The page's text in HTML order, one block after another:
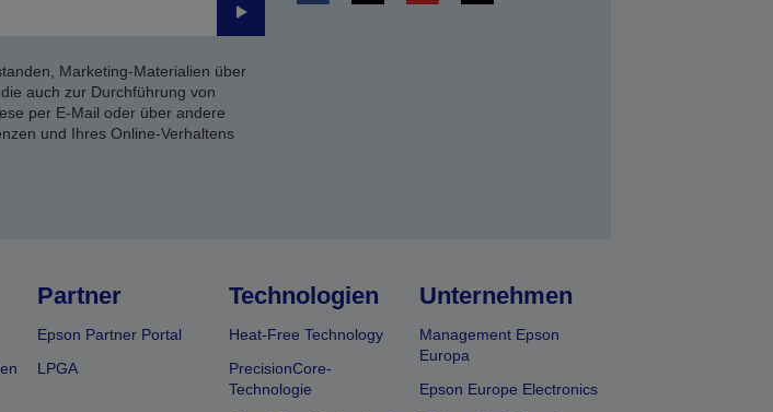
Senden
Marketing-Materialien über
auch zur Durchführung von
per E-Mail oder über andere
und Ihres Online-Verhaltens
Partner
Epson Partner Portal
LPGA
Technologien
Heat-Free Technology
PrecisionCore-
Technologie
Unternehmen
Management Epson
Europa
Epson Europe Electronics